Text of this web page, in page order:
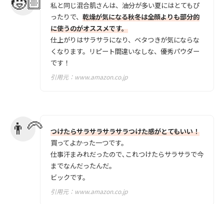
私と同じ混合肌さんは、油分が多い夏にはとてもぴ
ったりで、 乾燥が気になる秋冬は全顔よりも部分的
に使うのがオススメです。
仕上がりはサラサラになり、ベタつきが気にならな
くなります。リピート間違いなしな、優秀パウダー
です！
引用元： www.amazon.co.jp
つけたらサラサラサラサラつけた感がとてもいい！
買ってよかった一つです。
仕事汗まみれだったので､これつけたらサラサラで今
までなんだったんだ。
ビックです。
引用元： www.amazon.co.jp